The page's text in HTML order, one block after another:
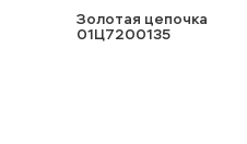
Золотая цепочка
01Ц7200135